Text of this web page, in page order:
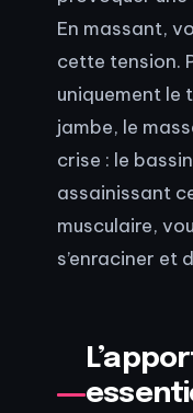
En massant,
cette tension.
uniquement le
jambe, le
crise : le
assainissant
musculaire,
s’enraciner et